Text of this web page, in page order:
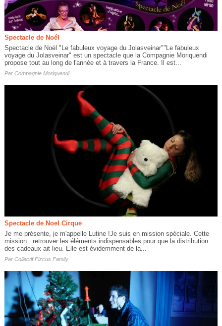
Spectacle de Noél
Spectacle de Noël "Le fabuleux voyage du Jolasveinar""Le fabuleux
voyage du Jolasveinar" est un spectacle que la Compagnie Moriquendi
propose tout au long de l'année et à travers la France. Il est...
Par Compagnie Moriquendi
Spectacle de Noel Cirque
Je me présente, je m'appelle Lutine !Je suis en mission spéciale. Cette
mission : retrouver les éléments indispensables pour que la distribution
des cadeaux ait lieu. Elle est évidemment de la...
Par Collectif Fizcus Family